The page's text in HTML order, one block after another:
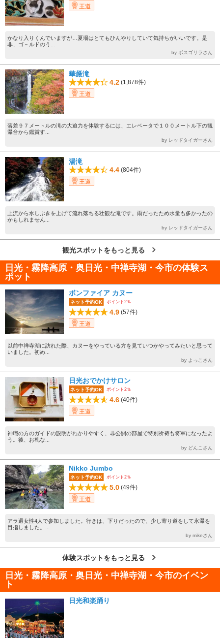
王道
かなり入りくんでいますが…夏場はとてもひんやりしていて気持ちがいいです。是
非、ゴ－ルドのう...
by ボスゴリラさん
華厳滝
4.2 (1,878件)
王道
落差９７メートルの滝の大迫力を体験するには、エレベータで１００メートル下の観
瀑台から鑑賞す...
by レッドタイガーさん
湯滝
4.4 (804件)
王道
上流から水しぶきを上げて流れ落ちる壮観な滝です。雨だったため水量も多かったの
かもしれません...
by レッドタイガーさん
観光スポットをもっと見る
日光・霧降高原・奥日光・中禅寺湖・今市の体験ス
ポット
ボンファイア カヌー
ネット予約OK ポイント2％
4.9 (57件)
王道
以前中禅寺湖に訪れた際、カヌーをやっている方を見ていつかやってみたいと思って
いました。初め...
by よっこさん
日光おでかけサロン
ネット予約OK ポイント2％
4.6 (40件)
王道
神職の方のガイドの説明がわかりやすく、非公開の部屋で特別祈祷も将軍になったよ
う。後、お札な...
by どんこさん
Nikko Jumbo
ネット予約OK ポイント2％
5.0 (49件)
王道
アラ還女性4人で参加しました。行きは、下りだったので、少し寄り道をして氷瀑を
目指しました。...
by mikeさん
体験スポットをもっと見る
日光・霧降高原・奥日光・中禅寺湖・今市のイベン
ト
日光和楽踊り